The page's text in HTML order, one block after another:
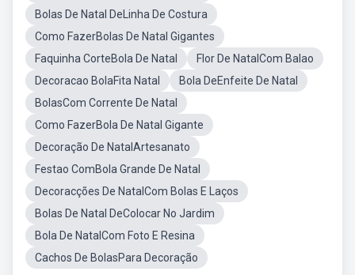
Bolas De Natal DeLinha De Costura
Como FazerBolas De Natal Gigantes
Faquinha CorteBola De Natal
Flor De NatalCom Balao
Decoracao BolaFita Natal
Bola DeEnfeite De Natal
BolasCom Corrente De Natal
Como FazerBola De Natal Gigante
Decoração De NatalArtesanato
Festao ComBola Grande De Natal
Decoracções De NatalCom Bolas E Laços
Bolas De Natal DeColocar No Jardim
Bola De NatalCom Foto E Resina
Cachos De BolasPara Decoração